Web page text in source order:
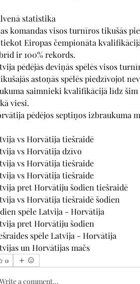
statistika
komandas visos turnīros tikušās
Eiropas čempionāta
ir 100% rekords.
pēdējās deviņās spēlēs visos
astoņās spēlēs piedzīvojot
saimnieki kvalifikācijā līdz šim
viesi.
pēdējos septiņos izbraukuma
vs Horvātija tiešraidē
vs Horvātija dzīvo
vs Horvātija tiešraide
vs Horvātija tiešraide
pret Horvātiju šodien tiešraidē
vs Horvātija tiešraidē šodien
spēle Latvija - Horvātija
pret Horvātiju šodien
spēle Latvija - Horvātija
un Horvātijas mačs
0
Write a comment...